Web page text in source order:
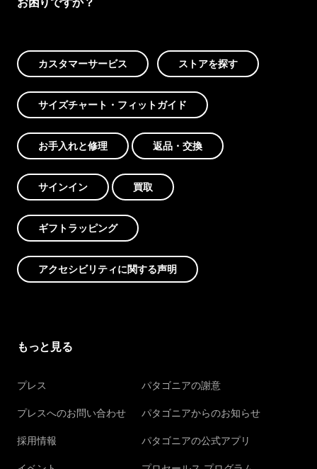
カスタマーサービス ストアを探す
サイズチャート・フィットガイド
お手入れと修理 返品・交換
サインイン 買取
ギフトラッピング
アクセシビリティに関する声明
もっと見る
プレス
プレスへのお問い合わせ
採用情報
パタゴニアの謝意
パタゴニアからのお知らせ
パタゴニアの公式アプリ